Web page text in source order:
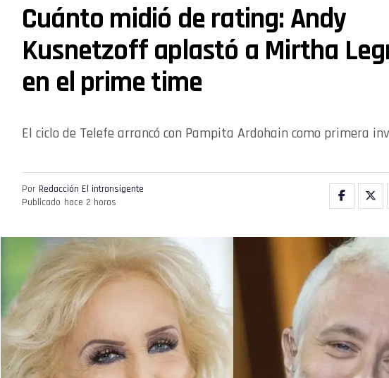
Cuánto midió de rating: Andy
Kusnetzoff aplastó a Mirtha
en el prime time
El ciclo de Telefe arrancó con Pampita Ardohain como primera
Por Redacción El intransigente
Publicado hace 2 horas